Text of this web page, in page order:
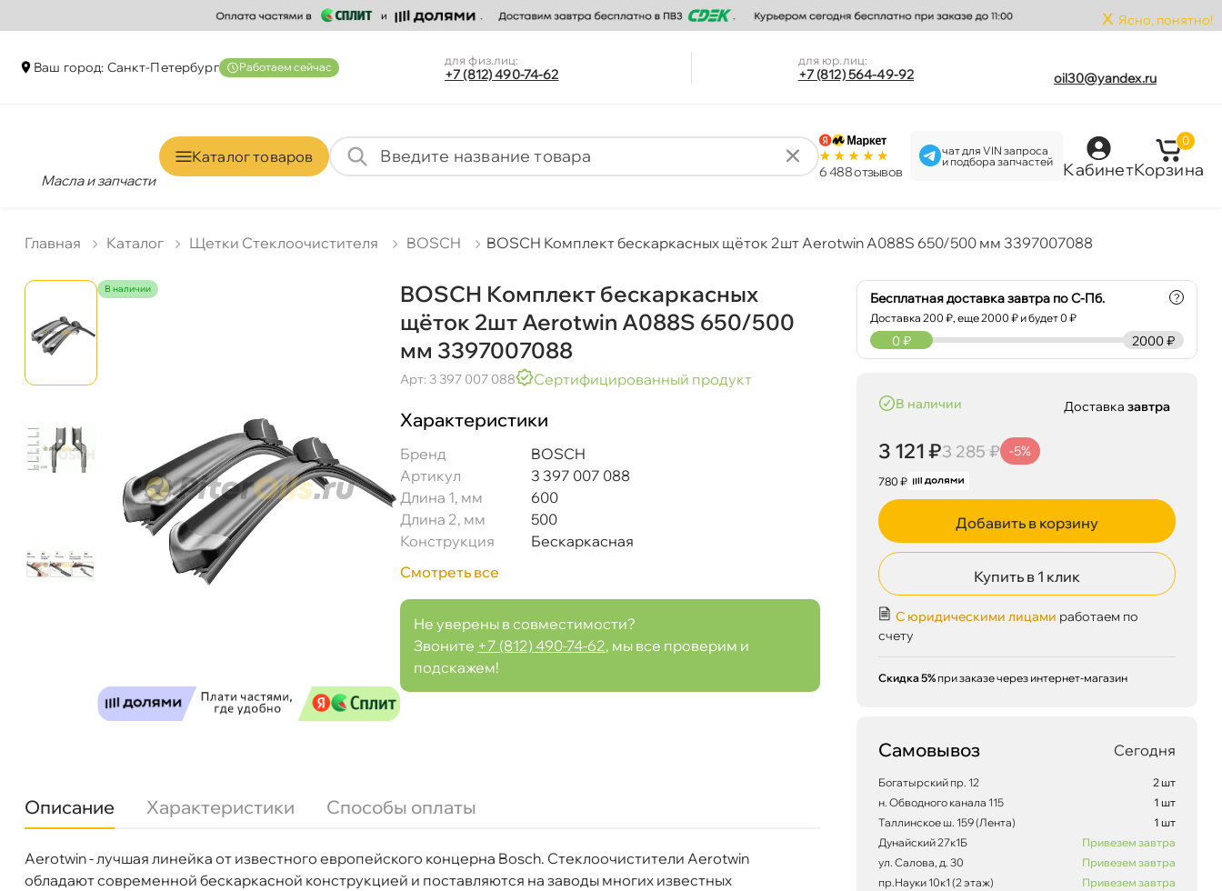
x Ясно, понятно!
аш город: Санкт-Петербур Работаем сейчас для физ.лиц:
+7 (812) 490-74-62
для юр.лиц:
+7 (812) 564-49-92 oil30@yandex.ru
Масла и запчасти
Каталог товаро
6 488 отзыво
чат для VIN запроса
и подбора запчастей
Кабинет
0
Корзина
Главная Катало Щетки Стеклоочистителя BOSCH BOSCH Комплект бескаркасных щёток 2шт Aerotwin A088S 650/500 мм 3397007088
наличии
BOSCH Комплект бескаркасных
щёток 2шт Aerotwin A088S 650/500
мм 3397007088
Арт: 3 397 007 088 Сертифицированный продукт
Характеристики
Бренд
BOSCH
Артикул
3 397 007 088
Длина 1, мм
600
Длина 2, мм
500
Конструкция
Бескаркасная
Смотреть все
Не уверены в совместимости?
Звоните +7 (812) 490-74-62, мы все проверим и
подскажем!
Описание Характеристики Способы оплаты
Aerotwin - лучшая линейка от известного европейского концерна Bosch. Стеклоочистители Aerotwin
обладают современной бескаркасной конструкцией и поставляются на заводы многих известных
Бренд
BOSCH
Артикул
3 397 007 088
Бесплатная доставка завтра по С-Пб.
Доставка200 ₽, еще2000 ₽ и будет 0 ₽
?
2000 ₽
0 ₽
наличии
3 121 ₽3 285 ₽ -5%
780 ₽
Доставказавтра
Добавить в корзину
Купить в 1 клик
С юридическими лицами работаем по
счету
Скидка 5% при заказе через интернет-магазин
Самовывоз Сегодня
Богатырский пр. 12
2 шт
н. Обводного канала 115
1 шт
Таллинское ш. 159 (Лента)
1 шт
Дунайский 27к1Б
Привезем завтра
ул. Салова, д. 30
Привезем завтра
пр.Науки 10к1 (2 этаж)
Привезем завтра